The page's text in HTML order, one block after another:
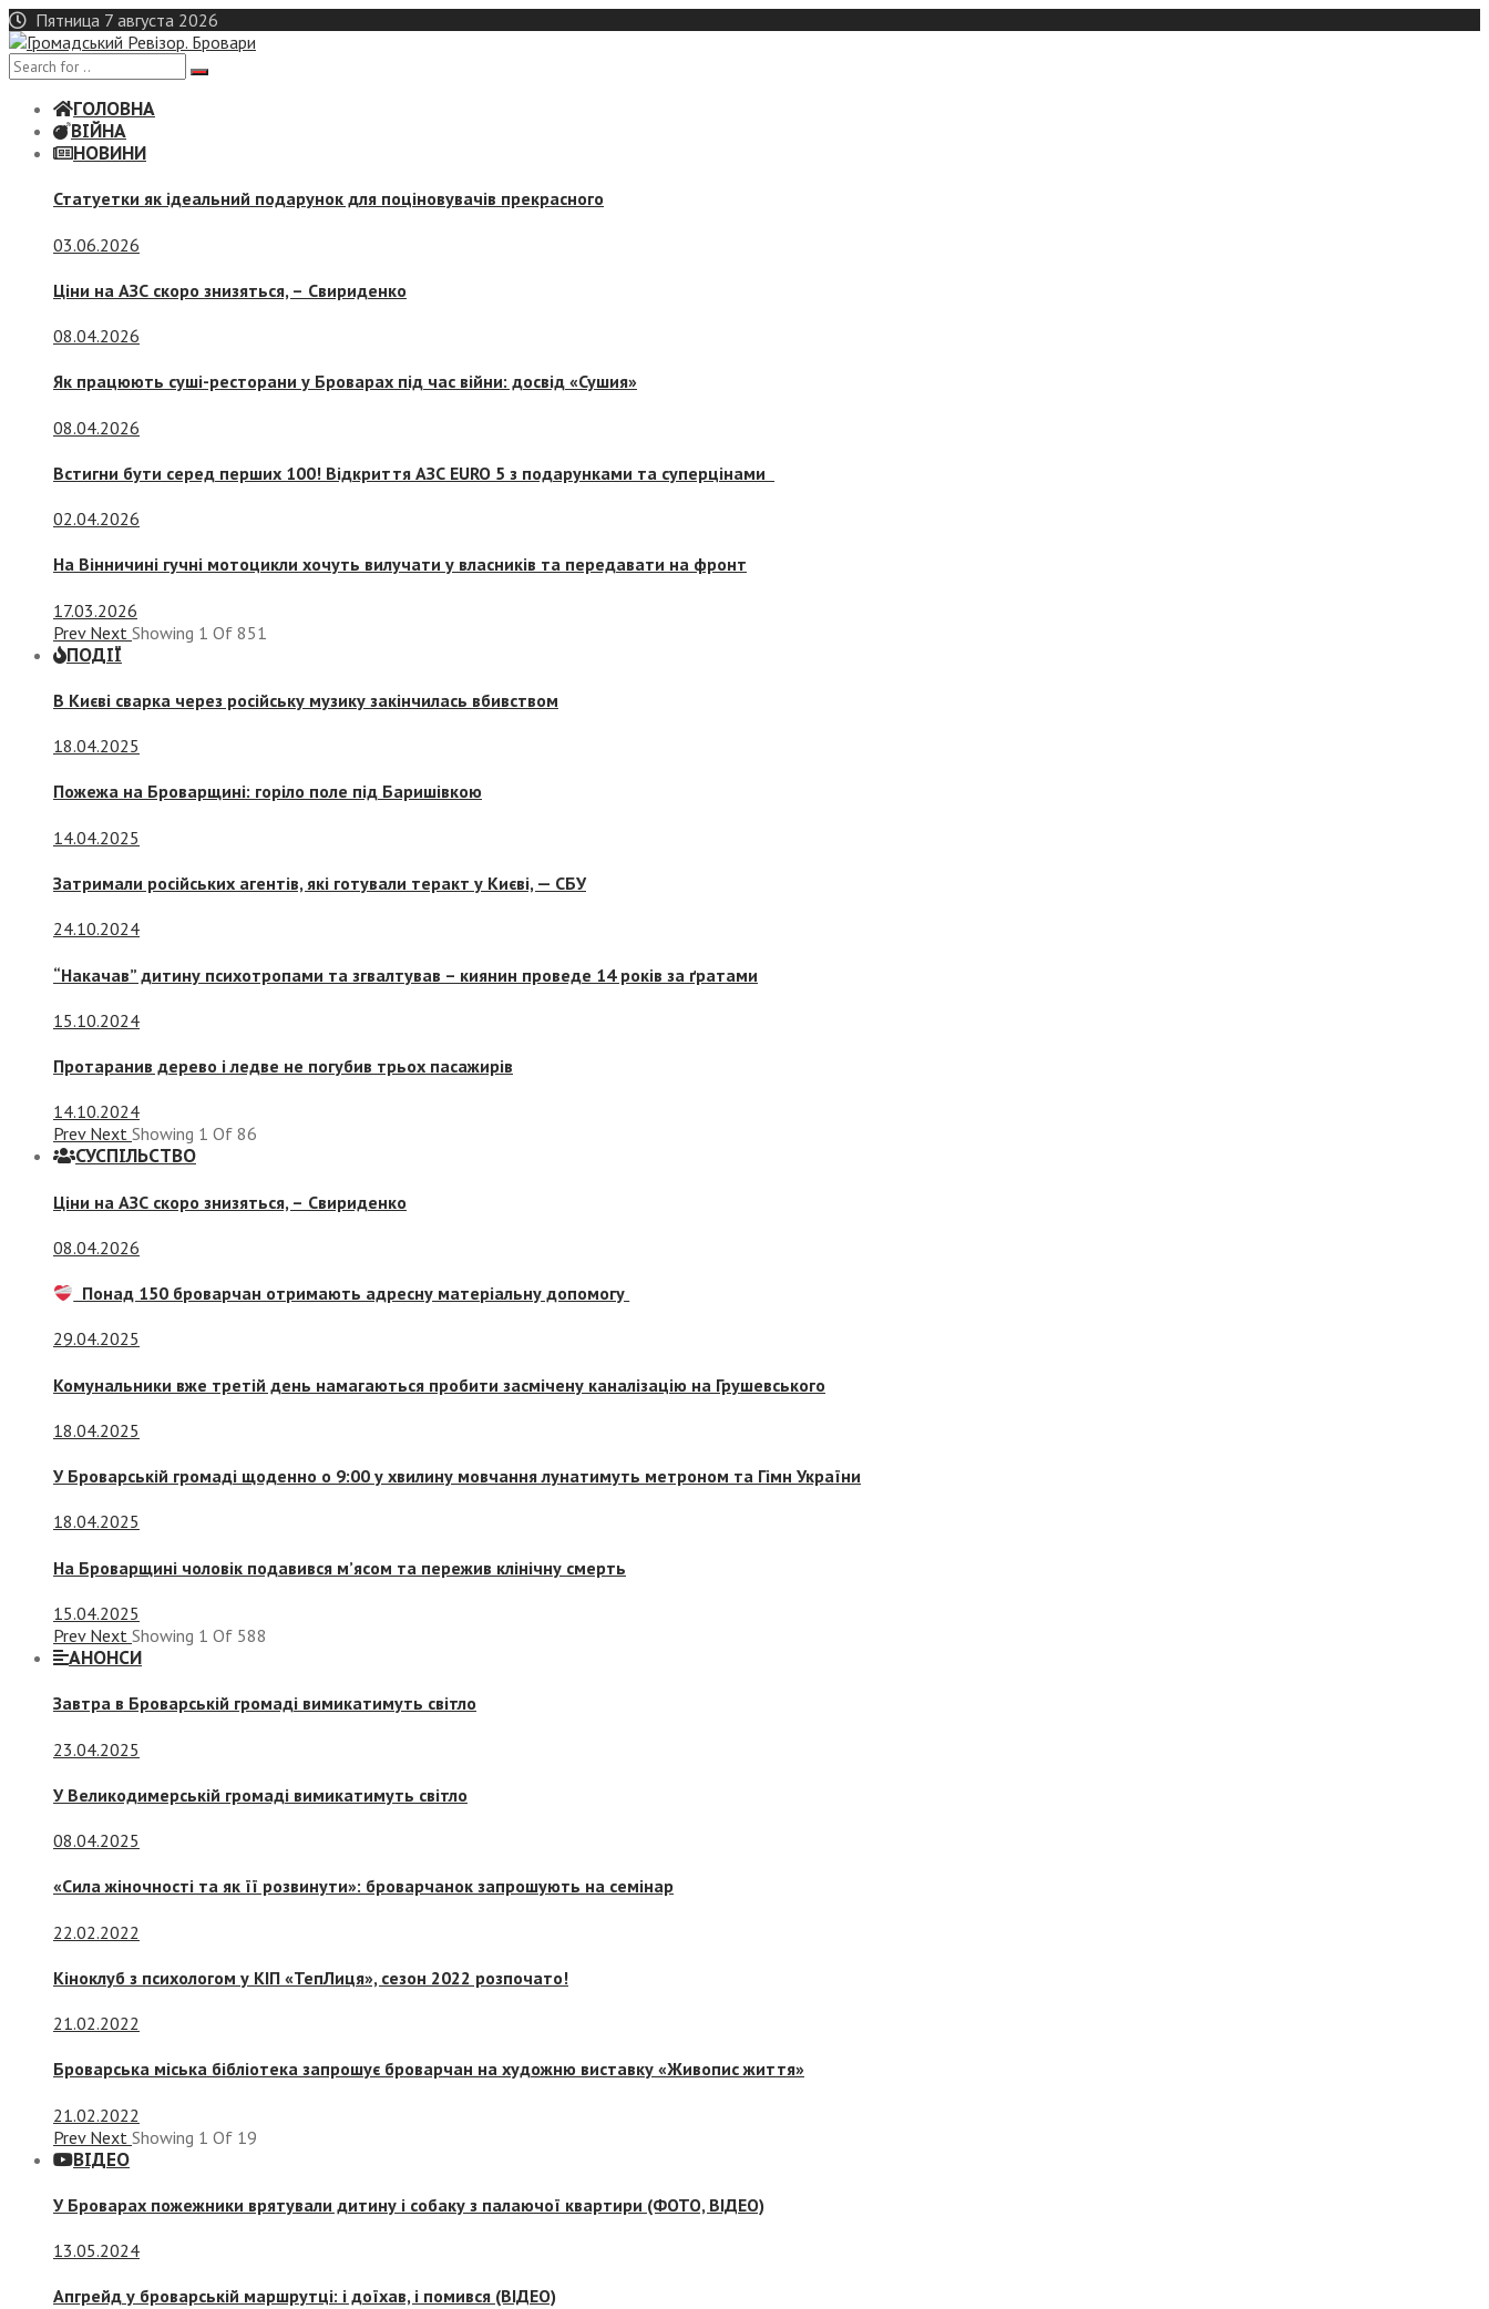
Skip
to
content
Пятница 7 августа 2026
ГОЛОВНА
ВІЙНА
НОВИНИ
Статуетки як ідеальний подарунок для поціновувачів прекрасного
03.06.2026
Ціни на АЗС скоро знизяться, – Свириденко
08.04.2026
Як працюють суші-ресторани у Броварах під час війни: досвід «Сушия»
08.04.2026
Встигни бути серед перших 100! Відкриття АЗС EURO 5 з подарунками та суперцінами
02.04.2026
На Вінничині гучні мотоцикли хочуть вилучати у власників та передавати на фронт
17.03.2026
Prev Next Showing 1 Of 851
ПОДІЇ
В Києві сварка через російську музику закінчилась вбивством
18.04.2025
Пожежа на Броварщині: горіло поле під Баришівкою
14.04.2025
Затримали російських агентів, які готували теракт у Києві, — СБУ
24.10.2024
“Накачав” дитину психотропами та згвалтував – киянин проведе 14 років за ґратами
15.10.2024
Протаранив дерево і ледве не погубив трьох пасажирів
14.10.2024
Prev Next Showing 1 Of 86
СУСПIЛЬСТВО
Ціни на АЗС скоро знизяться, – Свириденко
08.04.2026
Понад 150 броварчан отримають адресну матеріальну допомогу
29.04.2025
Комунальники вже третій день намагаються пробити засмічену каналізацію на Грушевського
18.04.2025
У Броварській громаді щоденно о 9:00 у хвилину мовчання лунатимуть метроном та Гімн України
18.04.2025
На Броварщині чоловік подавився м’ясом та пережив клінічну смерть
15.04.2025
Prev Next Showing 1 Of 588
АНОНСИ
Завтра в Броварській громаді вимикатимуть світло
23.04.2025
У Великодимерській громаді вимикатимуть світло
08.04.2025
«Сила жіночності та як її розвинути»: броварчанок запрошують на семінар
22.02.2022
Кіноклуб з психологом у КІП «ТепЛиця», сезон 2022 розпочато!
21.02.2022
Броварська міська бібліотека запрошує броварчан на художню виставку «Живопис життя»
21.02.2022
Prev Next Showing 1 Of 19
ВІДЕО
У Броварах пожежники врятували дитину і собаку з палаючої квартири (ФОТО, ВІДЕО)
13.05.2024
Апгрейд у броварській маршрутці: і доїхав, і помився (ВІДЕО)